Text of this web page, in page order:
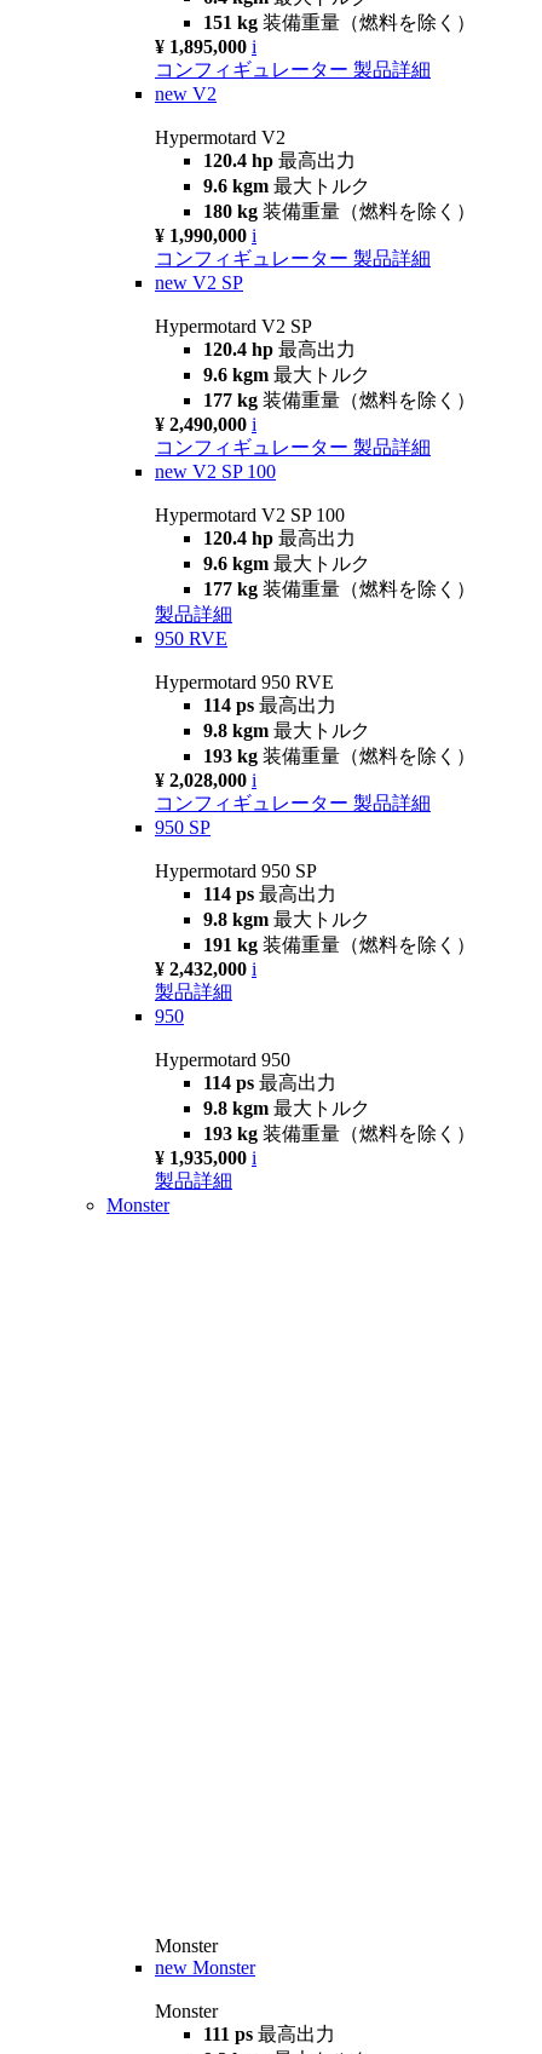
151 kg 装備重量（燃料を除く）
¥ 1,895,000 i
コンフィギュレーター 製品詳細
new V2
Hypermotard V2
120.4 hp 最高出力
9.6 kgm 最大トルク
180 kg 装備重量（燃料を除く）
¥ 1,990,000 i
コンフィギュレーター 製品詳細
new V2 SP
Hypermotard V2 SP
120.4 hp 最高出力
9.6 kgm 最大トルク
177 kg 装備重量（燃料を除く）
¥ 2,490,000 i
コンフィギュレーター 製品詳細
new V2 SP 100
Hypermotard V2 SP 100
120.4 hp 最高出力
9.6 kgm 最大トルク
177 kg 装備重量（燃料を除く）
製品詳細
950 RVE
Hypermotard 950 RVE
114 ps 最高出力
9.8 kgm 最大トルク
193 kg 装備重量（燃料を除く）
¥ 2,028,000 i
コンフィギュレーター 製品詳細
950 SP
Hypermotard 950 SP
114 ps 最高出力
9.8 kgm 最大トルク
191 kg 装備重量（燃料を除く）
¥ 2,432,000 i
製品詳細
950
Hypermotard 950
114 ps 最高出力
9.8 kgm 最大トルク
193 kg 装備重量（燃料を除く）
¥ 1,935,000 i
製品詳細
Monster
Monster
new Monster
Monster
111 ps 最高出力